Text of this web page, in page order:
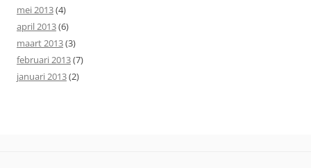
mei 2013(4)
april 2013(6)
maart 2013(3)
februari 2013(7)
januari 2013(2)